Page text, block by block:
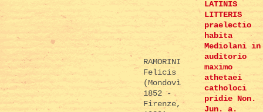
RAMORINI
Felicis
(Mondovì
1852 -
Firenze,
LATINIS
LITTERIS
praelectio
habita
Mediolani in
auditorio
maximo
athetaei
catholoci
pridie Non.
Jun. a.